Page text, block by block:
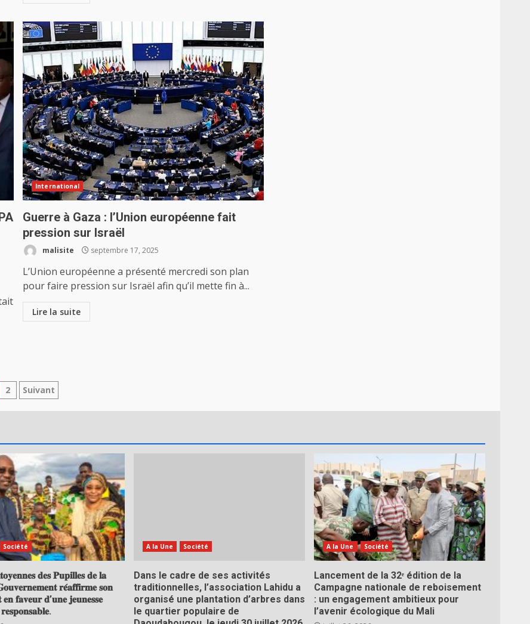
International
Guerre à Gaza : l’Union européenne fait
pression sur Israël
malisite septembre 17, 2025
L’Union européenne a présenté mercredi son plan
pour faire pression sur Israël afin qu’il mette fin à...
Lire la suite
2 Suivant
Société
𝐝𝐞𝐬 𝐏𝐮𝐩𝐢𝐥𝐥𝐞𝐬 𝐝𝐞 𝐥𝐚
𝐫𝐞́𝐚𝐟𝐟𝐢𝐫𝐦𝐞 𝐬𝐨𝐧
𝐟𝐚𝐯𝐞𝐮𝐫 𝐝’𝐮𝐧𝐞 𝐣𝐞𝐮𝐧𝐞𝐬𝐬𝐞
A la Une Société
Dans le cadre de ses activités
traditionnelles, l’association Lahidu a
organisé une plantation d’arbres dans
le quartier populaire de
A la Une Société
Lancement de la 32ᵉ édition de la
Campagne nationale de reboisement
: un engagement ambitieux pour
l’avenir écologique du Mali